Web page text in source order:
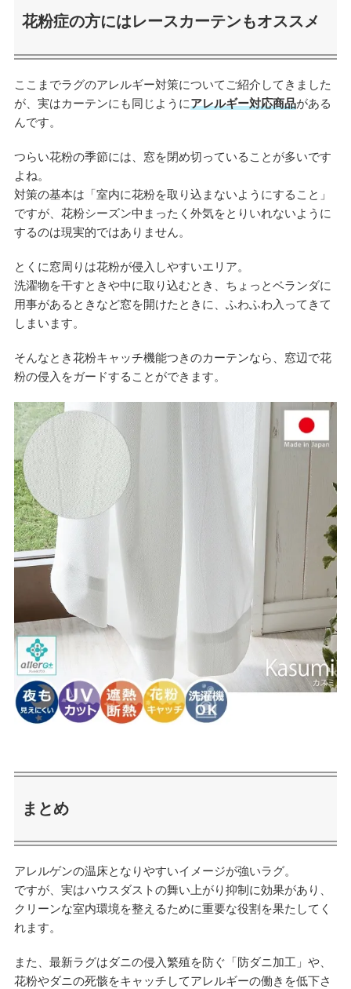
花粉症の方にはレースカーテンもオススメ
ここまでラグのアレルギー対策についてご紹介してきました
が、実はカーテンにも同じようにアレルギー対応商品がある
んです。
つらい花粉の季節には、窓を閉め切っていることが多いです
よね。
対策の基本は「室内に花粉を取り込まないようにすること」
ですが、花粉シーズン中まったく外気をとりいれないように
するのは現実的ではありません。
とくに窓周りは花粉が侵入しやすいエリア。
洗濯物を干すときや中に取り込むとき、ちょっとベランダに
用事があるときなど窓を開けたときに、ふわふわ入ってきて
しまいます。
そんなとき花粉キャッチ機能つきのカーテンなら、窓辺で花
粉の侵入をガードすることができます。
まとめ
アレルゲンの温床となりやすいイメージが強いラグ。
ですが、実はハウスダストの舞い上がり抑制に効果があり、
クリーンな室内環境を整えるために重要な役割を果たしてく
れます。
また、最新ラグはダニの侵入繁殖を防ぐ「防ダニ加工」や、
花粉やダニの死骸をキャッチしてアレルギーの働きを低下さ